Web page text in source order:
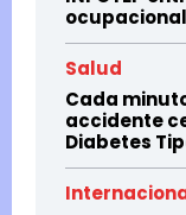
Salud
Cada
accidente
Diabetes